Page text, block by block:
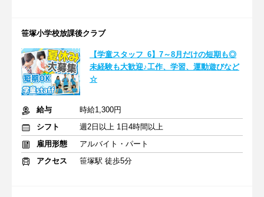
笹塚小学校放課後クラブ
【学童スタッフ_6】7～8月だけの短期も◎
未経験も大歓迎♪工作、学習、運動遊びなど
☆
給与
時給1,300円
シフト
週2日以上 1日4時間以上
雇用形態
アルバイト・パート
アクセス
笹塚駅 徒歩5分